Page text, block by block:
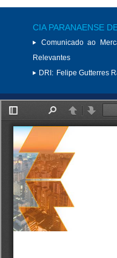
CIA PARANAENSE
Comunicado ao
Relevantes
DRI: Felipe Gutterres